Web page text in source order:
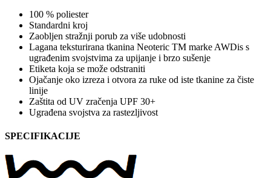
100 % poliester
Standardni kroj
Zaobljen stražnji porub za više udobnosti
Lagana teksturirana tkanina Neoteric TM marke AWDis s
ugrađenim svojstvima za upijanje i brzo sušenje
Etiketa koja se može odstraniti
Ojačanje oko izreza i otvora za ruke od iste tkanine za čiste
linije
Zaštita od UV zračenja UPF 30+
Ugrađena svojstva za rastezljivost
SPECIFIKACIJE